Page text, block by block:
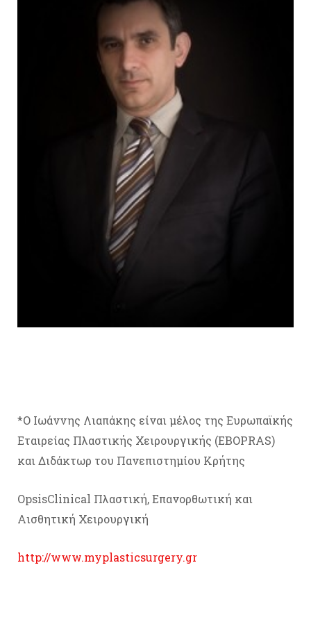
*Ο Ιωάννης Λιαπάκης είναι μέλος της Ευρωπαϊκής
Εταιρείας Πλαστικής Χειρουργικής (ΕBOPRAS)
και Διδάκτωρ του Πανεπιστημίου Κρήτης
OpsisClinical Πλαστική, Επανορθωτική και
Αισθητική Χειρουργική
http://www.myplasticsurgery.gr